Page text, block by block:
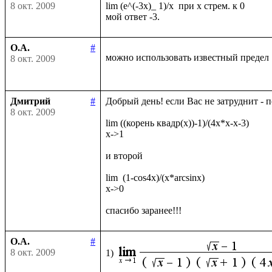
8 окт. 2009
lim (e^(-3x)_ 1)/x  при х стрем. к 0
О.А.
#
8 окт. 2009
можно использовать известный предел
Дмитрий
#
8 окт. 2009
Добрый день! если Вас не затруднит -
lim ((корень квадр(x))-1)/(4x*x-x-3)
x->1
и второй
lim  (1-cos4x)/(x*arcsinx)
x->0
О.А.
#
8 окт. 2009
1)